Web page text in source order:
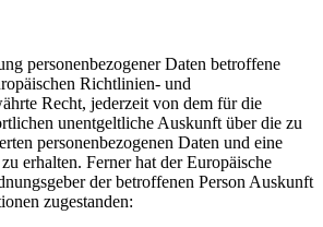
personenbezogener Daten betroffene
Richtlinien- und
Recht, jederzeit von dem für die
unentgeltliche Auskunft über die zu
personenbezogenen Daten und eine
erhalten. Ferner hat der Europäische
der betroffenen Person Auskunft
zugestanden: